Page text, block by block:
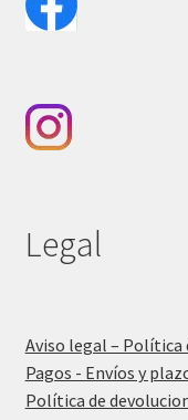
Legal
Aviso legal – Política
Pagos - Envíos y
Política de